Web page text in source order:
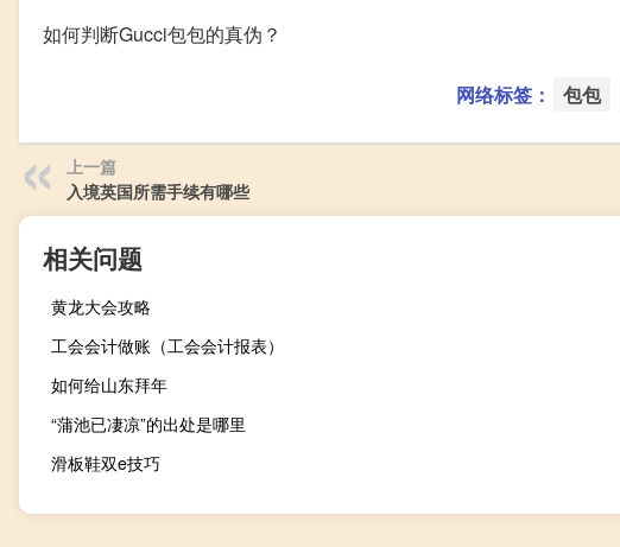
如何判断Gucci包包的真伪？
网络标签： 包包
上一篇
入境英国所需手续有哪些
相关问题
黄龙大会攻略
工会会计做账（工会会计报表）
如何给山东拜年
“蒲池已凄凉”的出处是哪里
滑板鞋双e技巧